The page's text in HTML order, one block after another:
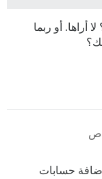
أراها. أو ربما
حسابات